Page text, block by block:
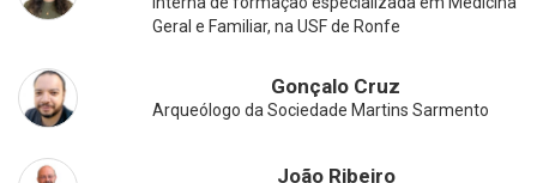
Geral e Familiar, na USF de Ronfe
Gonçalo Cruz
Arqueólogo da Sociedade Martins Sarmento
João Ribeiro